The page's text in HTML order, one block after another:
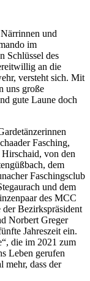
und
im
Schlüssel des
an die
versteht sich. Mit
uns große
gute Laune doch
Fasching,
von den
dem
Faschingsclub
und dem
des MCC
Bezirkspräsident
Norbert Greger
Jahreszeit ein.
die im 2021 zum
Leben gerufen
mehr, dass der